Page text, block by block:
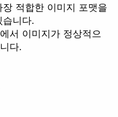
적합한 이미지 포맷을
니다.
서 이미지가 정상적으
다.